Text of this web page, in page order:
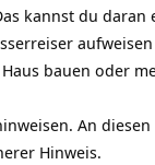
kannst du
bauen oder
An
Hinweis.